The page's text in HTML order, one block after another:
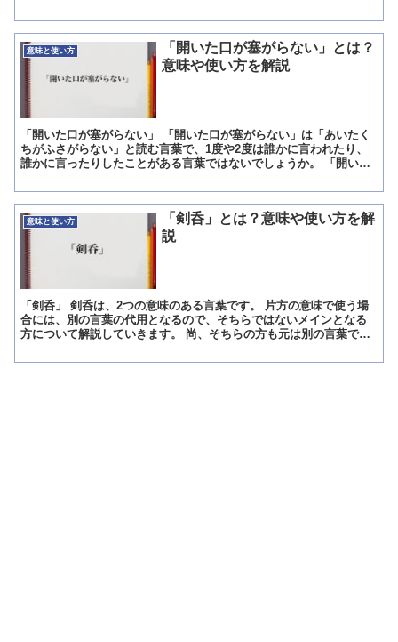
意味と使い方
「開いた口が塞がらない」とは？
意味や使い方を解説
「開いた口が塞がらない」 「開いた口が塞がらない」は「あいたく
ちがふさがらない」と読む言葉で、1度や2度は誰かに言われたり、
誰かに言ったりしたことがある言葉ではないでしょうか。 「開いた
意味と使い方
「剣呑」とは？意味や使い方を解
説
「剣呑」 剣呑は、2つの意味のある言葉です。 片方の意味で使う場
合には、別の言葉の代用となるので、そちらではないメインとなる
方について解説していきます。 尚、そちらの方も元は別の言葉で、